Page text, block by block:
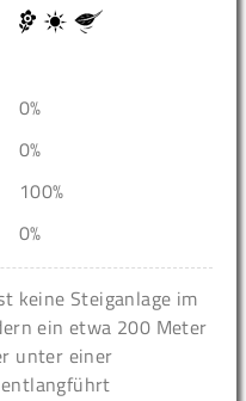
0%
0%
100%
0%
keine Steiganlage im
ein etwa 200 Meter
unter einer